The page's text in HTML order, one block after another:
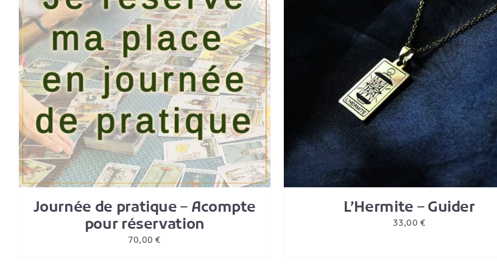
Journée de pratique – Acompte
pour réservation
70,00€
AJOUTER AU PANIER / DETAILS
L’Hermite – Guider
33,00 €
AJOUTER AU PANIER / DETAILS